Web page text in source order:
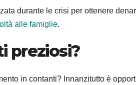
durante le crisi per ottenere
alle famiglie.
preziosi?
in contanti? Innanzitutto è